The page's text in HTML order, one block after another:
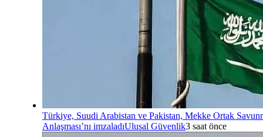
Türkiye, Suudi Arabistan ve Pakistan, Mekke Ortak
Anlaşması’nı imzaladıUlusal Güvenlik3 saat önce